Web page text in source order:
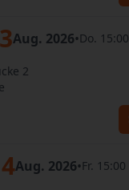
Aug. 2026•Do. 15:00
2
Aug. 2026•Fr. 15:00